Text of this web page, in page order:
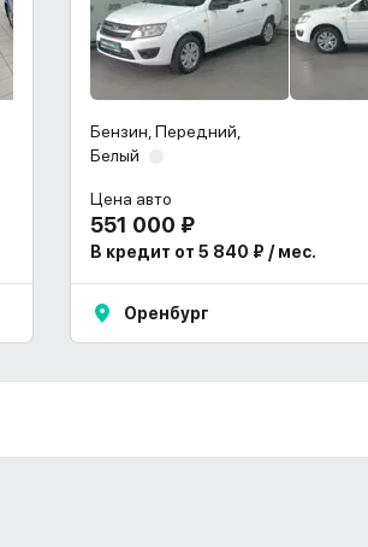
Бензин, Передний,
Белый
Цена авто
551 000 ₽
В кредит от 5 840 ₽ / мес.
Оренбург